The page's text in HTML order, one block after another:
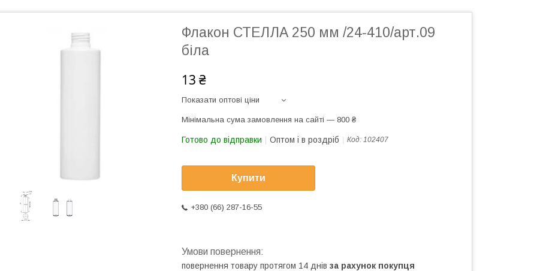
Флакон СТЕЛЛА 250 мм /24-410/арт.09
біла
13 ₴
Показати оптові ціни
Мінімальна сума замовлення на сайті — 800 ₴
Готово до відправки Оптом і в роздріб Код: 102407
Купити
+380 (66) 287-16-55
повернення товару протягом 14 днів за рахунок покупця